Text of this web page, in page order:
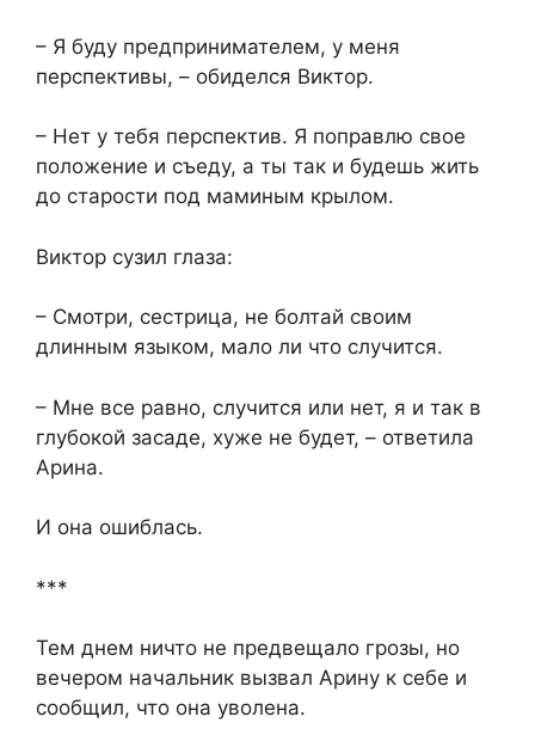
– Я буду предпринимателем, у меня
перспективы, – обиделся Виктор.
– Нет у тебя перспектив. Я поправлю свое
положение и съеду, а ты так и будешь жить
до старости под маминым крылом.
Виктор сузил глаза:
– Смотри, сестрица, не болтай своим
длинным языком, мало ли что случится.
– Мне все равно, случится или нет, я и так в
глубокой засаде, хуже не будет, – ответила
Арина.
И она ошиблась.
***
Тем днем ничто не предвещало грозы, но
вечером начальник вызвал Арину к себе и
сообщил, что она уволена.